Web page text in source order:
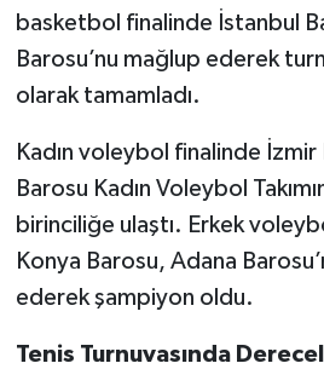
basketbol finalinde İstanbul
Barosu’nu mağlup ederek
olarak tamamladı.
Kadın voleybol finalinde
Barosu Kadın Voleybol
birinciliğe ulaştı. Erkek
Konya Barosu, Adana
ederek şampiyon oldu.
Tenis Turnuvasında